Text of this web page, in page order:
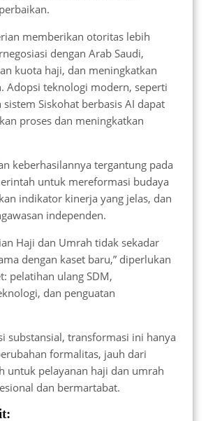
memberikan otoritas lebih
dengan Arab Saudi,
kuota haji, dan meningkatkan
Adopsi teknologi modern, seperti
sistem Siskohat berbasis AI dapat
proses dan meningkatkan
keberhasilannya tergantung pada
untuk mereformasi budaya
indikator kinerja yang jelas, dan
independen.
Haji dan Umrah tidak sekadar
dengan kaset baru,” diperlukan
pelatihan ulang SDM,
dan penguatan
substansial, transformasi ini hanya
formalitas, jauh dari
untuk pelayanan haji dan umrah
dan bermartabat.